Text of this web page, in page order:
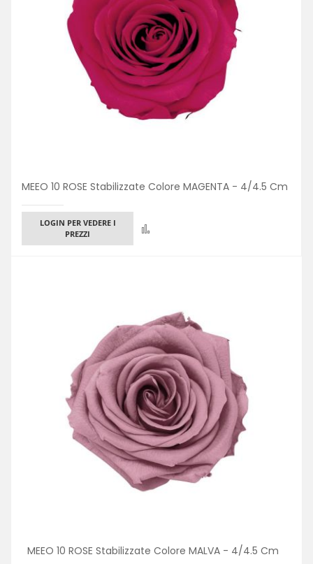
MEEO 10 ROSE Stabilizzate Colore MAGENTA - 4/4.5 Cm
LOGIN PER VEDERE I
PREZZI
MEEO 10 ROSE Stabilizzate Colore MALVA - 4/4.5 Cm